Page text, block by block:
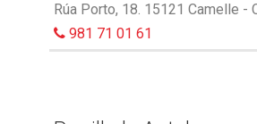
Rúa Porto, 18. 15121 Camelle -
981 71 01 61